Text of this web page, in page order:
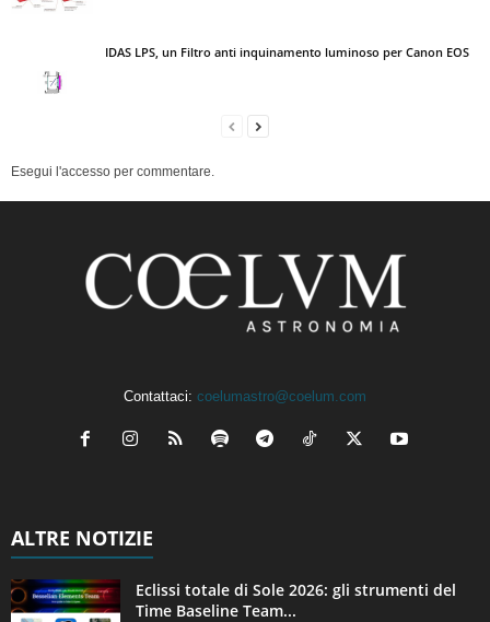
IDAS LPS, un Filtro anti inquinamento luminoso per Canon EOS
Esegui l'accesso per commentare.
Contattaci: coelumastro@coelum.com
ALTRE NOTIZIE
Eclissi totale di Sole 2026: gli strumenti del
Time Baseline Team...